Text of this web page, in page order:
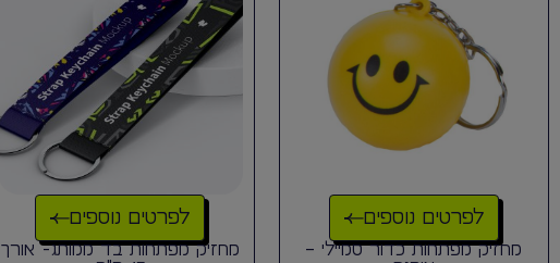
לפרטים נוספים
מחזיק מפתחות כדור סמיילי –
לפרטים נוספים
מחזיק מפתחות בד ממותג- אורך